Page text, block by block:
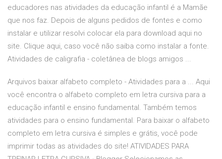
educadores nas atividades da educação infantil é a Mamãe
que nos faz. Depois de alguns pedidos de fontes e como
instalar e utilizar resolvi colocar ela para download aqui no
site. Clique aqui, caso você não saiba como instalar a fonte.
Atividades de caligrafia - coletânea de blogs amigos ...
Arquivos baixar alfabeto completo - Atividades para a ... Aqui
você encontra o alfabeto completo em letra cursiva para a
educação infantil e ensino fundamental. Também temos
atividades para o ensino fundamental. Para baixar o alfabeto
completo em letra cursiva é simples e grátis, você pode
imprimir todas as atividades do site! ATIVIDADES PARA